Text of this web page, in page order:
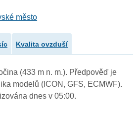
město
Kvalita ovzduší
(433 m n. m.). Předpověď je
modelů (ICON, GFS, ECMWF).
dnes v 05:00.